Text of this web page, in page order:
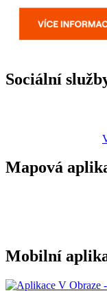
Sociální
Mapová
Mobilní